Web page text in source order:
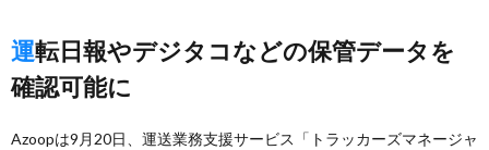
運転日報やデジタコなどの保管データを
確認可能に
Azoopは9月20日、運送業務支援サービス「トラッカーズマネージャ